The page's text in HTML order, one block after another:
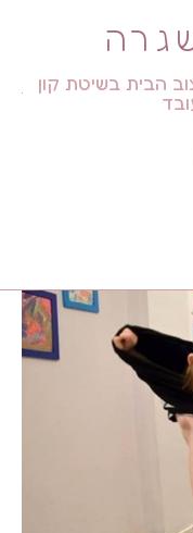
הבית בשיטת קון